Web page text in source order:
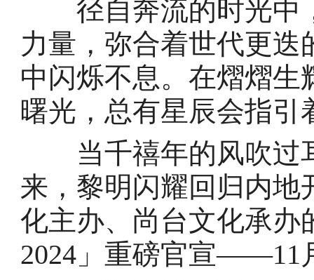
径自奔流的时光中
力量，弥合着世代更
中闪烁不息。在熠熠
曙光，总有星辰会指引
当千禧年的风吹过
来，黎明闪耀回归内地
化主办、尚台文化承办
2024」重磅官宣——11